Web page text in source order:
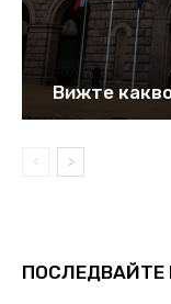
Вижте
ПОСЛЕДВАЙТЕ